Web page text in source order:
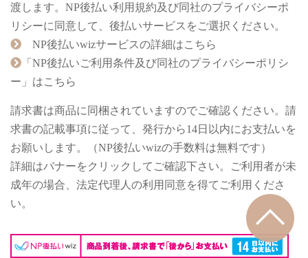
渡します。NP後払い利用規約及び同社のプライバシーポ
リシーに同意して、後払いサービスをご選択ください。
NP後払いwizサービスの詳細はこちら
「NP後払いご利用条件及び同社のプライバシーポリシ
ー」はこちら
請求書は商品に同梱されていますのでご確認ください。請
求書の記載事項に従って、発行から14日以内にお支払いを
お願いします。（NP後払いwizの手数料は無料です）
詳細はバナーをクリックしてご確認下さい。ご利用者が未
成年の場合、法定代理人の利用同意を得てご利用くださ
い。